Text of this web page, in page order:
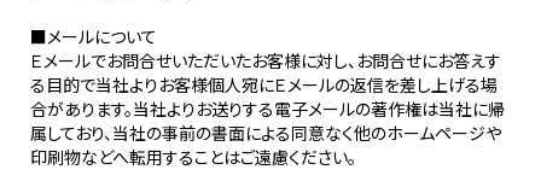
■メールについて
Ｅメールでお問合せいただいたお客様に対し、お問合せにお答えす
る目的で当社よりお客様個人宛にＥメールの返信を差し上げる場
合があります。当社よりお送りする電子メールの著作権は当社に帰
属しており、当社の事前の書面による同意なく他のホームページや
印刷物などへ転用することはご遠慮ください。